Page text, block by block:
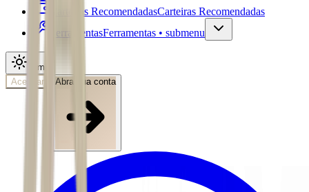
Carteiras RecomendadasCarteiras Recomendadas
FerramentasFerramentas • submenu
Tema
Acessar
Abra sua conta